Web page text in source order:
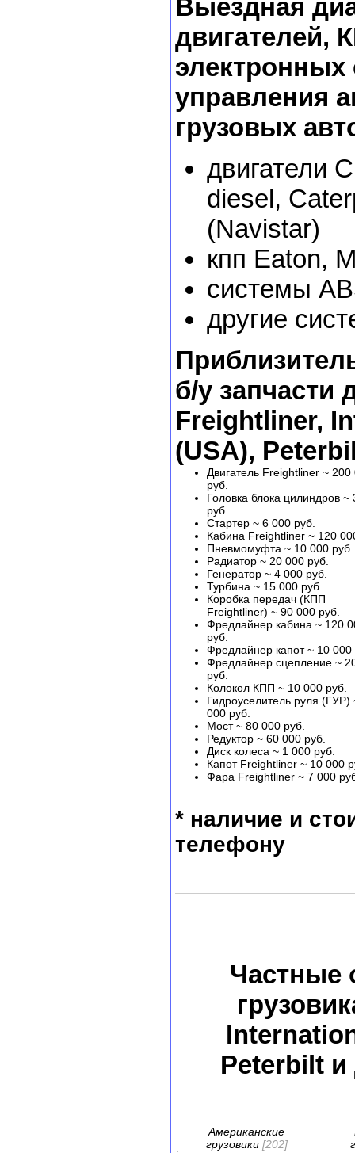
Выездная
двигателей,
электронных
управления
грузовых
двигатели
diesel,
(Navistar)
кпп Eaton,
системы
другие
б/у запчасти
Freightliner,
(USA),
Двигатель Freightliner ~ 200
руб.
Головка блока цилиндров ~
руб.
Стартер ~ 6 000 руб.
Кабина Freightliner ~ 120
Пневмомуфта ~ 10 000 руб.
Радиатор ~ 20 000 руб.
Генератор ~ 4 000 руб.
Турбина ~ 15 000 руб.
Коробка передач (КПП
Freightliner) ~ 90 000 руб.
Фредлайнер кабина ~ 120
руб.
Фредлайнер капот ~ 10 000
Фредлайнер сцепление ~
руб.
Колокол КПП ~ 10 000 руб.
Гидроуселитель руля (ГУР)
000 руб.
Мост ~ 80 000 руб.
Редуктор ~ 60 000 руб.
Диск колеса ~ 1 000 руб.
Капот Freightliner ~ 10 000
Фара Freightliner ~ 7 000
* наличие и
телефону
Частные
Peterbilt
Американские
грузовики [202]